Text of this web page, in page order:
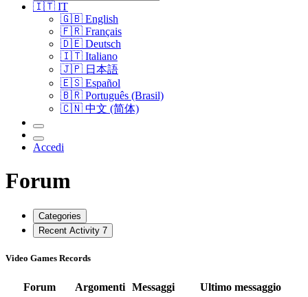
🇮🇹 IT
🇬🇧 English
🇫🇷 Français
🇩🇪 Deutsch
🇮🇹 Italiano
🇯🇵 日本語
🇪🇸 Español
🇧🇷 Português (Brasil)
🇨🇳 中文 (简体)
Accedi
Forum
Categories
Recent Activity 7
Video Games Records
Forum Argomenti Messaggi
Ultimo messaggio